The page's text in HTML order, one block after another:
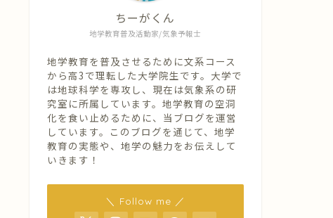
地学教育普及活動家/気象予報士
ちーがくん
地学教育を普及させるために文系コース
から高3で理転した大学院生です。大学で
は地球科学を専攻し、現在は気象系の研
究室に所属しています。地学教育の空洞
化を食い止めるために、当ブログを運営
しています。このブログを通じて、地学
教育の実態や、地学の魅力をお伝えして
いきます！
＼ Follow me ／